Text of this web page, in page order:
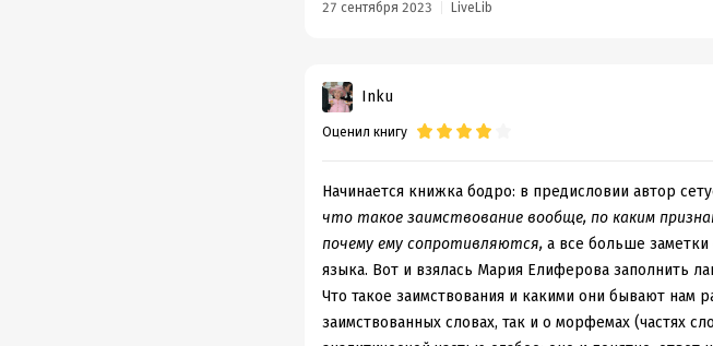
27 сентября 2023 LiveLib
Inku
Оценил книгу
Начинается книжка бодро: в предисловии автор
что такое заимствование вообще, по каким
почему ему сопротивляются,а все больше заметки
языка. Вот и взялась Мария Елиферова заполнить
Что такое заимствования и какими они бывают нам
заимствованных словах, так и о морфемах (частях